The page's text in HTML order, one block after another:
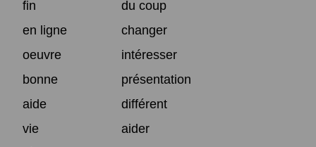
fin
du coup
en ligne
changer
oeuvre
intéresser
bonne
présentation
aide
différent
vie
aider